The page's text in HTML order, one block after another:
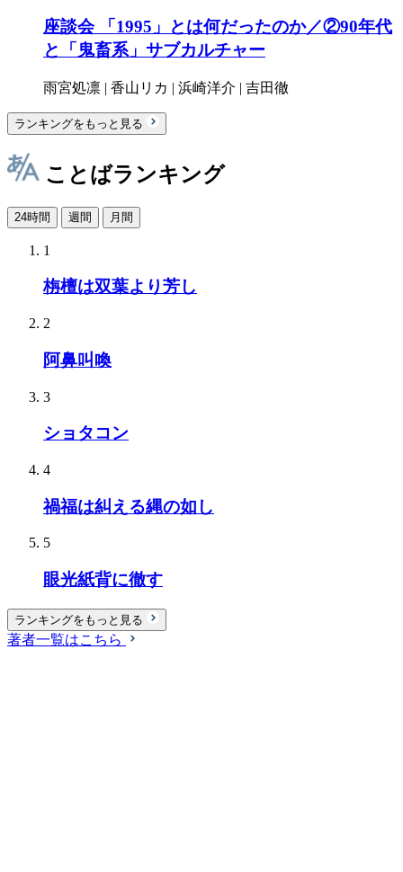
座談会 「1995」とは何だったのか／②90年代
と「鬼畜系」サブカルチャー
雨宮処凛 | 香山リカ | 浜崎洋介 | 吉田徹
ランキングをもっと見る
ことばランキング
24時間 週間 月間
1
栴檀は双葉より芳し
2
阿鼻叫喚
3
ショタコン
4
禍福は糾える縄の如し
5
眼光紙背に徹す
ランキングをもっと見る
著者一覧はこちら